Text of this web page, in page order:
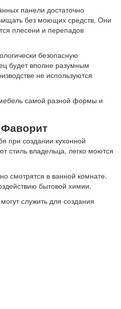
панели достаточно
без моющих средств. Они
плесени и перепадов
безопасную
будет вполне разумным
не используются
самой разной формы и
при создании кухонной
стиль владельца, легко моются
смотрятся в ванной комнате.
бытовой химии.
служить для создания